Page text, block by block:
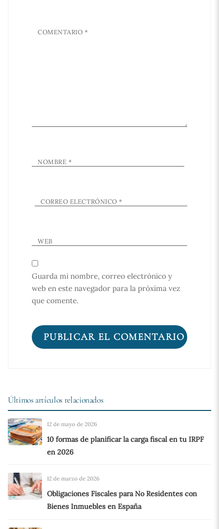
COMENTARIO *
NOMBRE *
CORREO ELECTRÓNICO*
WEB
Guarda mi nombre, correo electrónico y
web en este navegador para la próxima vez
que comente.
Últimos artículos relacionados
12 de mayo de 2026
10 formas de planificar la carga fiscal en tu IRPF
en 2026
12 de marzo de 2026
Obligaciones Fiscales para No Residentes con
Bienes Inmuebles en España